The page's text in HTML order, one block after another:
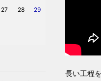
長い工程
27 28
29